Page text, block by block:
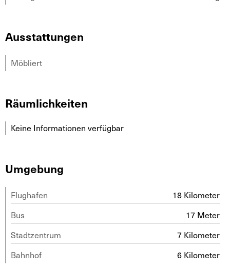
Ausstattungen
Möbliert
Räumlichkeiten
Keine Informationen verfügbar
Umgebung
Flughafen
18 Kilometer
Bus
17 Meter
Stadtzentrum
7 Kilometer
Bahnhof
6 Kilometer